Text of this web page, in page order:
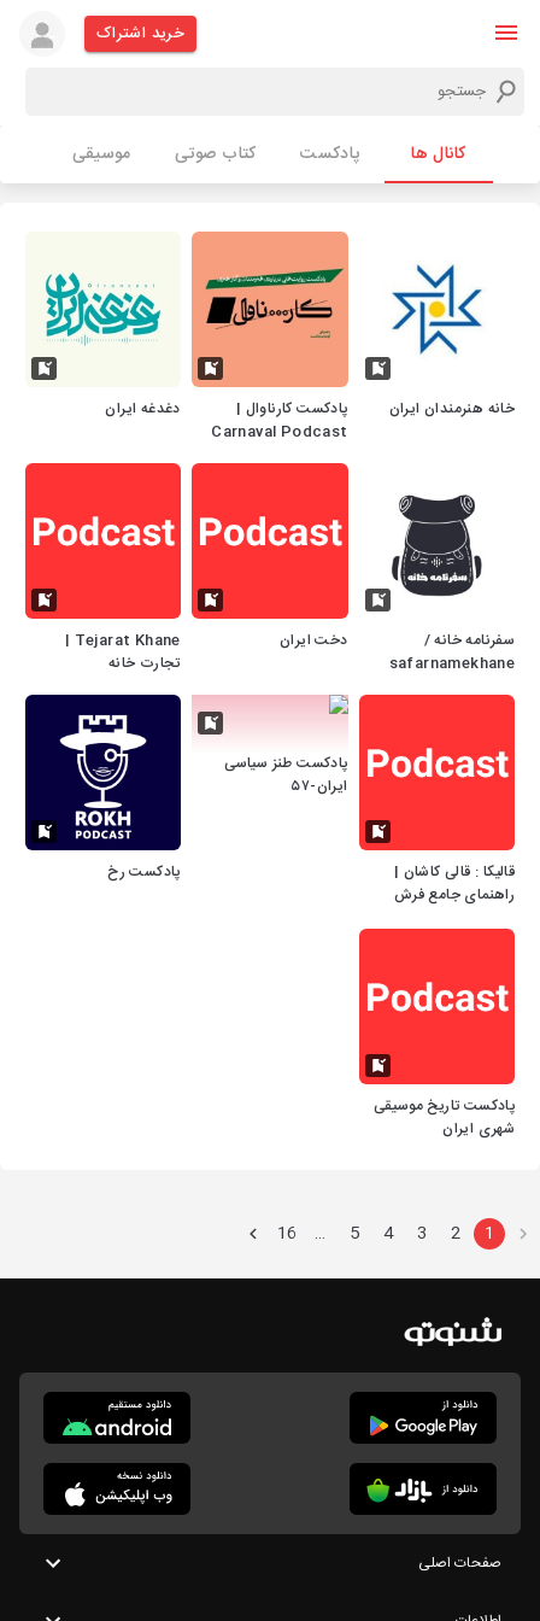
خرید اشتراک
کانال ها پادکست کتاب صوتی موسیقی
خانه هنرمندان ایران
پادکست کارناوال |
Carnaval Podcast
دغدغه ایران
سفرنامه خانه /
safarnamekhane
دخت ایران
Tejarat Khane |
تجارت خانه
قالیکا : قالی کاشان |
راهنمای جامع فرش
پادکست طنز سیاسی
ایران-۵۷
پادکست رخ
پادکست تاریخ موسیقی
شهری ایران
1
2
3
4
5
…
16
صفحات اصلی